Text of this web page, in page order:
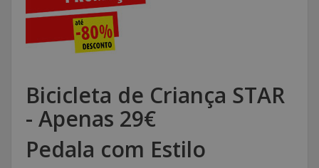
Bicicleta de Criança STAR
- Apenas 29€
Pedala com Estilo